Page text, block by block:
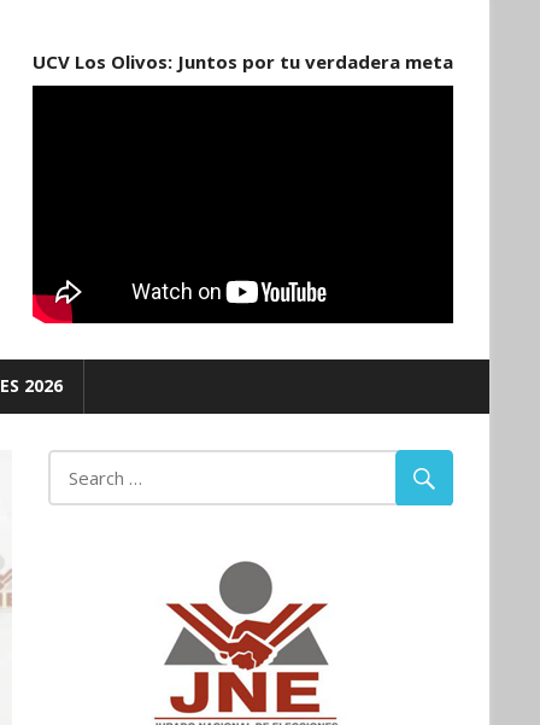
UCV Los Olivos: Juntos por tu verdadera meta
2026